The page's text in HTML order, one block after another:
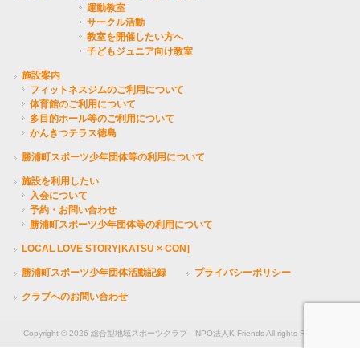
運動教室
サークル活動
教室を開催したい方へ
子どもジュニア向け教室
施設案内
フィットネスジムのご利用について
体育館のご利用について
多目的ホール等のご利用について
かんきつテラス徳島
勝浦町スポーツ少年団体等の利用について
施設を利用したい
入会について
予約・お問い合わせ
勝浦町スポーツ少年団体等の利用について
LOCAL LOVE STORY[KATSU × CON]
勝浦町スポーツ少年団体活動記録 プライバシーポリシー
クラブへのお問い合わせ
Copyright © 2026 総合型地域スポーツクラブ NPO法人K-Friends All rights Reserved.